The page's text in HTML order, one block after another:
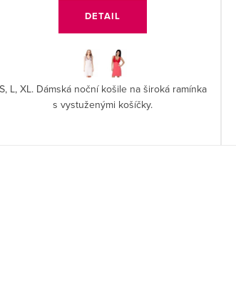
DETAIL
S, L, XL. Dámská noční košile na široká ramínka
s vystuženými košíčky.